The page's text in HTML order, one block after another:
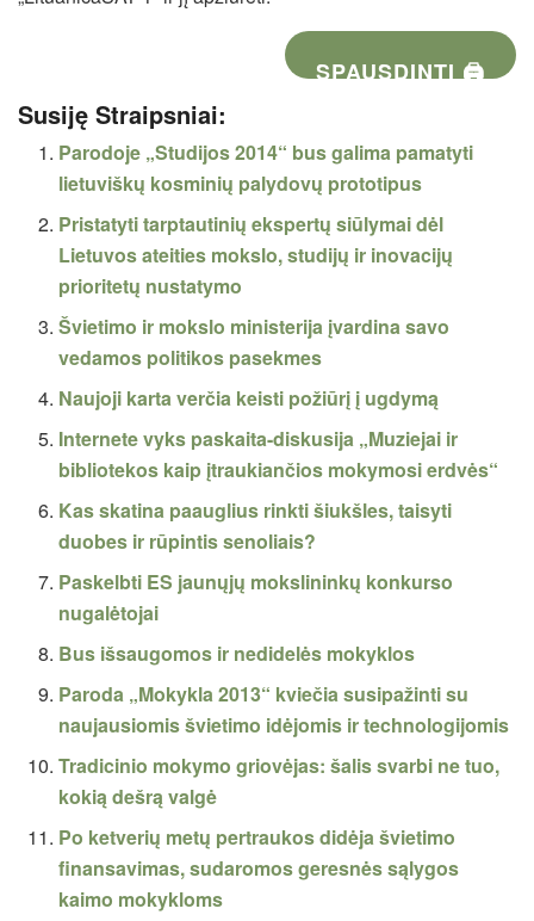
SPAUSDINTI 🖨
Susiję Straipsniai:
Parodoje „Studijos 2014“ bus galima pamatyti
lietuviškų kosminių palydovų prototipus
Pristatyti tarptautinių ekspertų siūlymai dėl
Lietuvos ateities mokslo, studijų ir inovacijų
prioritetų nustatymo
Švietimo ir mokslo ministerija įvardina savo
vedamos politikos pasekmes
Naujoji karta verčia keisti požiūrį į ugdymą
Internete vyks paskaita-diskusija „Muziejai ir
bibliotekos kaip įtraukiančios mokymosi erdvės“
Kas skatina paauglius rinkti šiukšles, taisyti
duobes ir rūpintis senoliais?
Paskelbti ES jaunųjų mokslininkų konkurso
nugalėtojai
Bus išsaugomos ir nedidelės mokyklos
Paroda „Mokykla 2013“ kviečia susipažinti su
naujausiomis švietimo idėjomis ir technologijomis
Tradicinio mokymo griovėjas: šalis svarbi ne tuo,
kokią dešrą valgė
Po ketverių metų pertraukos didėja švietimo
finansavimas, sudaromos geresnės sąlygos
kaimo mokykloms